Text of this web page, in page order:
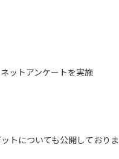
ットアンケートを実施
トについても公開しており